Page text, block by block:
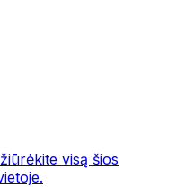
visą šios